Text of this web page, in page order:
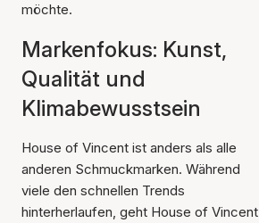
möchte.
Markenfokus: Kunst,
Qualität und
Klimabewusstsein
House of Vincent ist anders als alle
anderen Schmuckmarken. Während
viele den schnellen Trends
hinterherlaufen, geht House of Vincent